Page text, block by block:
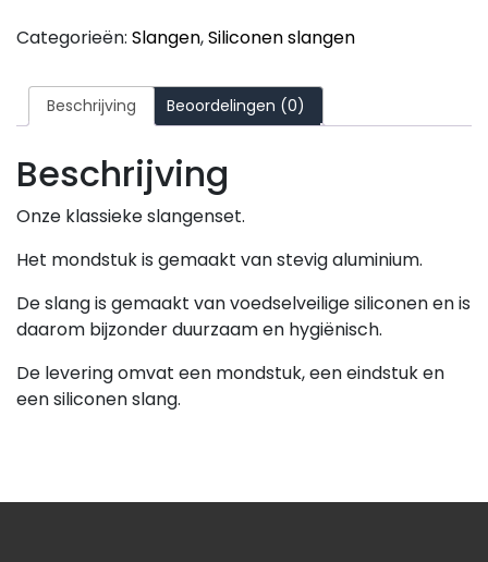
Categorieën: Slangen,Siliconen slangen
Beschrijving Beoordelingen (0)
Beschrijving
Onze klassieke slangenset.
Het mondstuk is gemaakt van stevig aluminium.
De slang is gemaakt van voedselveilige siliconen en is
daarom bijzonder duurzaam en hygiënisch.
De levering omvat een mondstuk, een eindstuk en
een siliconen slang.